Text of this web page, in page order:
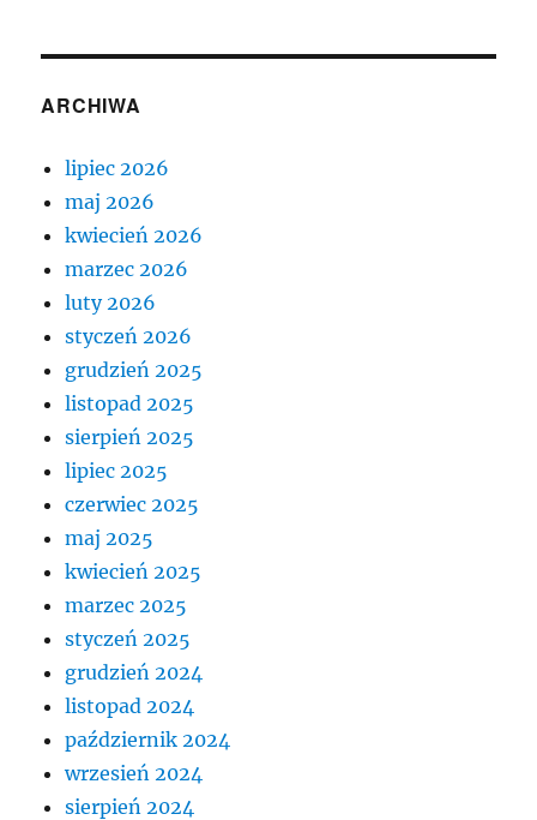
ARCHIWA
lipiec 2026
maj 2026
kwiecień 2026
marzec 2026
luty 2026
styczeń 2026
grudzień 2025
listopad 2025
sierpień 2025
lipiec 2025
czerwiec 2025
maj 2025
kwiecień 2025
marzec 2025
styczeń 2025
grudzień 2024
listopad 2024
październik 2024
wrzesień 2024
sierpień 2024